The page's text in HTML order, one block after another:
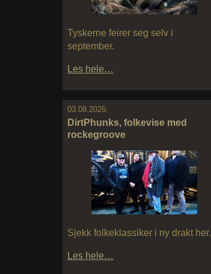
Tyskerne feirer seg selv i
september.
Les hele…
03.08.2026:
DirtPhunks, folkevise med
rockegroove
Sjekk folkeklassiker i ny drakt her.
Les hele…